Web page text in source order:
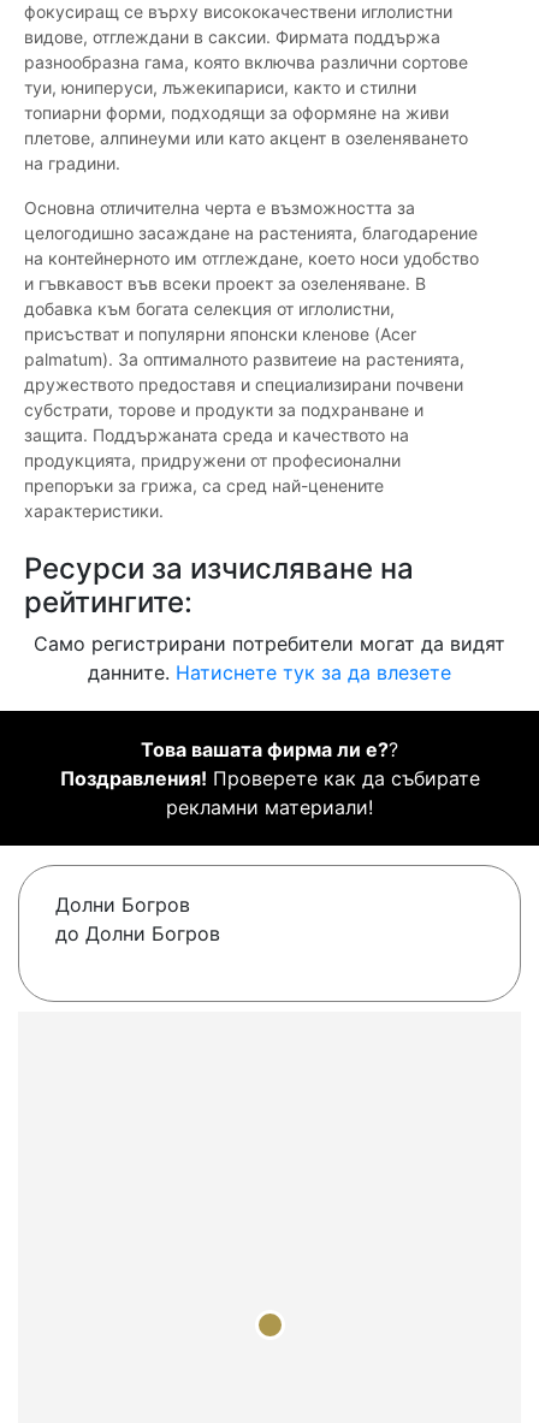
фокусиращ се върху висококачествени иглолистни
видове, отглеждани в саксии. Фирмата поддържа
разнообразна гама, която включва различни сортове
туи, юниперуси, лъжекипариси, както и стилни
топиарни форми, подходящи за оформяне на живи
плетове, алпинеуми или като акцент в озеленяването
на градини.
Основна отличителна черта е възможността за
целогодишно засаждане на растенията, благодарение
на контейнерното им отглеждане, което носи удобство
и гъвкавост във всеки проект за озеленяване. В
добавка към богата селекция от иглолистни,
присъстват и популярни японски кленове (Acer
palmatum). За оптималното развитеие на растенията,
дружеството предоставя и специализирани почвени
субстрати, торове и продукти за подхранване и
защита. Поддържаната среда и качеството на
продукцията, придружени от професионални
препоръки за грижа, са сред най-ценените
характеристики.
Ресурси за изчисляване на
рейтингите:
Само регистрирани потребители могат да видят
данните. Натиснете тук за да влезете
Това вашата фирма ли е??
Поздравления! Проверете как да събирате
рекламни материали!
Долни Богров
до Долни Богров